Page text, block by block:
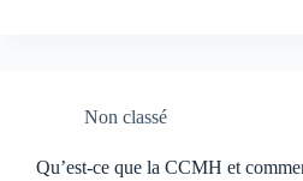
Non classé
Qu’est-ce que la CCMH et